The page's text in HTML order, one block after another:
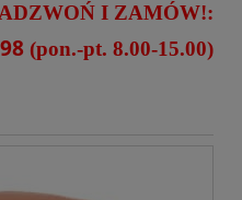
I ZAMÓW!:
(pon.-pt. 8.00-15.00)